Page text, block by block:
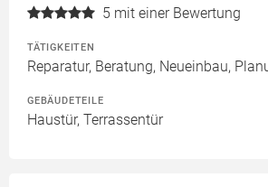
5 mit einer Bewertung
TÄTIGKEITEN
Reparatur, Beratung, Neueinbau,
GEBÄUDETEILE
Haustür, Terrassentür